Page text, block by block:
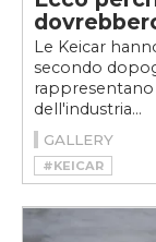
Le Keicar
secondo
dell'industria...
GALLERY
#KEICAR